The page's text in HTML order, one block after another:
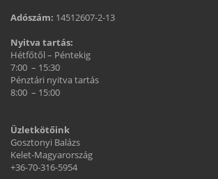
Adószám: 14512607-2-13
Nyitva tartás:
Hétfőtől – Péntekig
7:00 – 15:30
Pénztári nyitva tartás
8:00 – 15:00
Üzletkötőink
Gosztonyi Balázs
Kelet-Magyarország
+36-70-316-5954